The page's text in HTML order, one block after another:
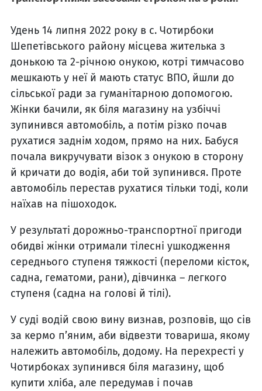
Удень 14 липня 2022 року в с. Чотирбоки
Шепетівського району місцева жителька з
донькою та 2-річною онукою, котрі тимчасово
мешкають у неї й мають статус ВПО, йшли до
сільської ради за гуманітарною допомогою.
Жінки бачили, як біля магазину на узбіччі
зупинився автомобіль, а потім різко почав
рухатися заднім ходом, прямо на них. Бабуся
почала викручувати візок з онукою в сторону
й кричати до водія, аби той зупинився. Проте
автомобіль перестав рухатися тільки тоді, коли
наїхав на пішоходок.
У результаті дорожньо-транспортної пригоди
обидві жінки отримали тілесні ушкодження
середнього ступеня тяжкості (переломи кісток,
садна, гематоми, рани), дівчинка – легкого
ступеня (садна на голові й тілі).
У суді водій свою вину визнав, розповів, що сів
за кермо п’яним, аби відвезти товариша, якому
належить автомобіль, додому. На перехресті у
Чотирбоках зупинився біля магазину, щоб
купити хліба, але передумав і почав